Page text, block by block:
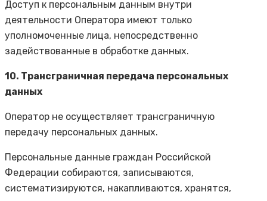
Доступ к персональным данным внутри
деятельности Оператора имеют только
уполномоченные лица, непосредственно
задействованные в обработке данных.
10. Трансграничная передача персональных
данных
Оператор не осуществляет трансграничную
передачу персональных данных.
Персональные данные граждан Российской
Федерации собираются, записываются,
систематизируются, накапливаются, хранятся,